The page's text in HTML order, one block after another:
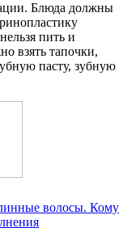
Блюда должны
пить и
взять тапочки,
пасту, зубную
волосы. Кому